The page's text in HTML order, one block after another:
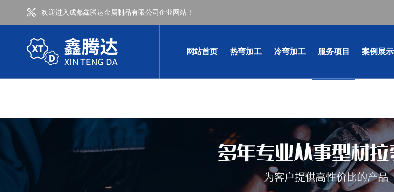
欢迎进入成都鑫腾达金属制品有限公司企业网站！
网站首页 热弯加工 冷弯加工 服务项目
冷弯加工
案例展示
公司新闻 行业新闻
时事聚焦